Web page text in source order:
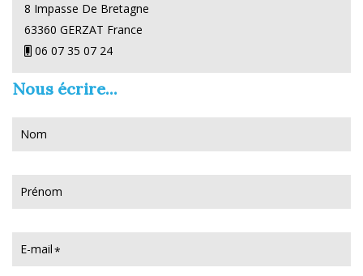
8 Impasse De Bretagne
63360 GERZAT France
06 07 35 07 24
Nous écrire...
Nom
Prénom
E-mail